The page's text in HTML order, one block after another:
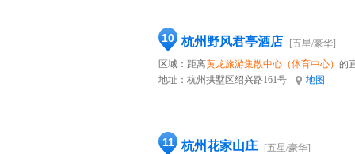
10 杭州野风君亭酒店
[五星/豪华]
区域：距离黄龙旅游集散中心（体育中心） 的
地址： 杭州拱墅区绍兴路161号 地图
11 杭州花家山庄
[五星/豪华]